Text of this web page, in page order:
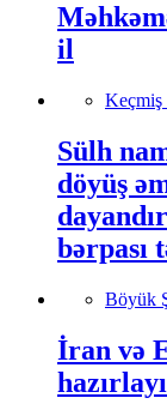
il
Keçmiş
Sülh
döyüş
bərpası
Böyük
İran və